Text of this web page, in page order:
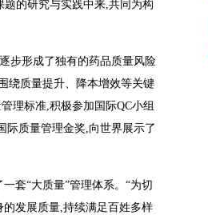
的研究与实践中来,共同为构
步形成了独有的药品质量风险
绕质量提升、降本增效等关键
理标准,积极参加国际QC小组
际质量管理金奖,向世界展示了
套“大质量”管理体系。“为切
发展质量,持续满足百姓多样